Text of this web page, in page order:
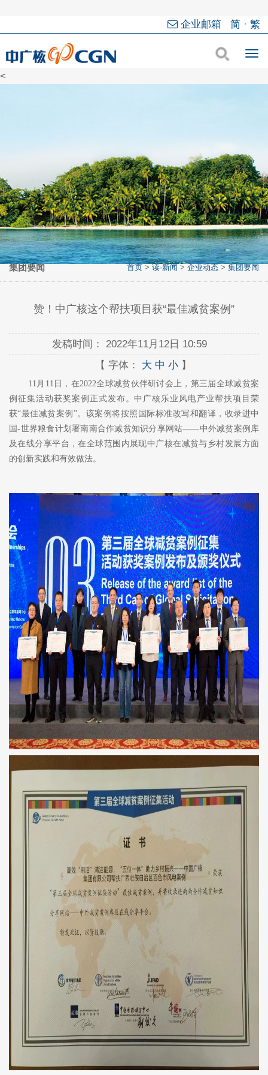
企业邮箱 简· 繁
<
首页 > 读·新闻 > 企业动态 > 集团要闻
集团要闻
赞！中广核这个帮扶项目获“最佳减贫案例”
发稿时间： 2022年11月12日 10:59
【 字体： 大 中 小】
11月11日，在2022全球减贫伙伴研讨会上，第三届全球减贫案
例征集活动获奖案例正式发布。中广核乐业风电产业帮扶项目荣
获“最佳减贫案例”。该案例将按照国际标准改写和翻译，收录进中
国-世界粮食计划署南南合作减贫知识分享网站——中外减贫案例库
及在线分享平台，在全球范围内展现中广核在减贫与乡村发展方面
的创新实践和有效做法。